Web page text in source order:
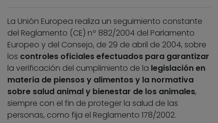
La Unión Europea realiza un seguimiento constante
del Reglamento (CE) nº 882/2004 del Parlamento
Europeo y del Consejo, de 29 de abril de 2004, sobre
los controles oficiales efectuados para garantizar
la verificación del cumplimiento de la legislación en
materia de piensos y alimentos y la normativa
sobre salud animal y bienestar de los animales,
siempre con el fin de proteger la salud de las
personas, como fija el Reglamento 178/2002.